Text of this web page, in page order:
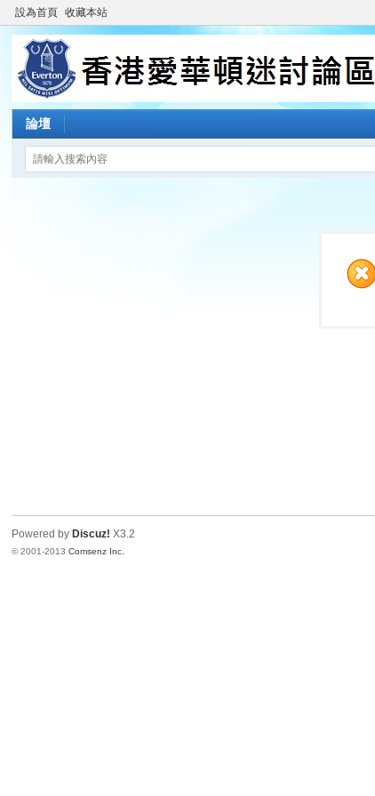
設為首頁 收藏本站
論壇
Powered by Discuz! X3.2
© 2001-2013Comsenz Inc.